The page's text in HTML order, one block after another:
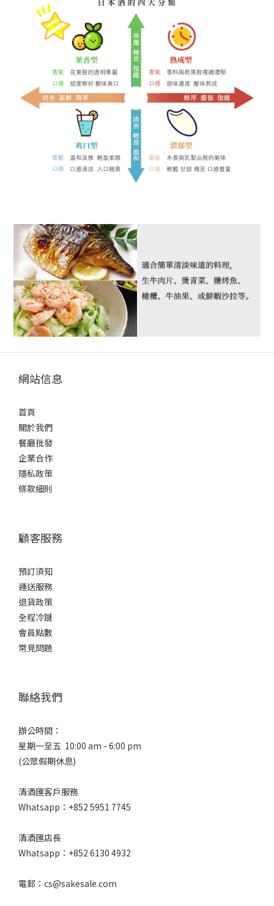
網站信息
首頁
關於我們
餐廳批發
企業合作
隱私政策
條款細則
顧客服務
預訂須知
運送服務
退貨政策
全程冷鏈
會員點數
常見問題
聯絡我們
辦公時間：
星期一至五 10:00 am - 6:00 pm
(公眾假期休息)
清酒匯客戶服務
Whatsapp：+852 5951 7745
清酒匯店長
Whatsapp：+852 6130 4932
電郵：cs@sakesale.com